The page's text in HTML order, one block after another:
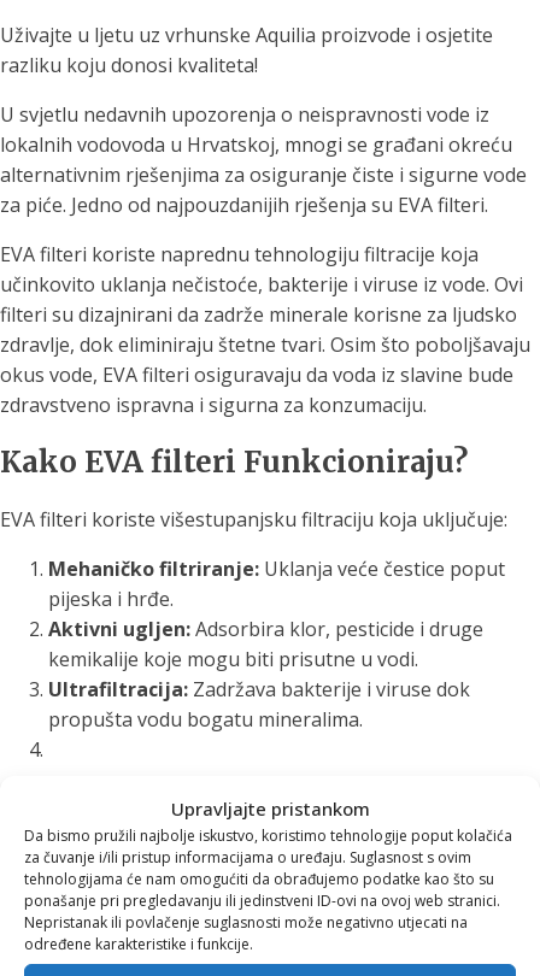
Upravljajte pristankom
Da bismo pružili najbolje iskustvo, koristimo tehnologije poput kolačića
za čuvanje i/ili pristup informacijama o uređaju. Suglasnost s ovim
tehnologijama će nam omogućiti da obrađujemo podatke kao što su
ponašanje pri pregledavanju ili jedinstveni ID-ovi na ovoj web stranici.
Nepristanak ili povlačenje suglasnosti može negativno utjecati na
određene karakteristike i funkcije.
Uživajte u ljetu uz vrhunske Aquilia proizvode i osjetite
razliku koju donosi kvaliteta!
U svjetlu nedavnih upozorenja o neispravnosti vode iz
lokalnih vodovoda u Hrvatskoj, mnogi se građani okreću
alternativnim rješenjima za osiguranje čiste i sigurne vode
za piće. Jedno od najpouzdanijih rješenja su EVA filteri.
EVA filteri koriste naprednu tehnologiju filtracije koja
učinkovito uklanja nečistoće, bakterije i viruse iz vode. Ovi
filteri su dizajnirani da zadrže minerale korisne za ljudsko
zdravlje, dok eliminiraju štetne tvari. Osim što poboljšavaju
okus vode, EVA filteri osiguravaju da voda iz slavine bude
zdravstveno ispravna i sigurna za konzumaciju.
Kako EVA filteri Funkcioniraju?
EVA filteri koriste višestupanjsku filtraciju koja uključuje:
Mehaničko filtriranje: Uklanja veće čestice poput
pijeska i hrđe.
Aktivni ugljen:Adsorbira klor, pesticide i druge
kemikalije koje mogu biti prisutne u vodi.
Ultrafiltracija: Zadržava bakterije i viruse dok
propušta vodu bogatu mineralima.
Prednosti Korištenja EVA Filtera
Poboljšana kvaliteta vode:Uklanjaju kontaminante
dok zadržavaju esencijalne minerale.
Ekonomičnost:Dugoročno gledano, EVA filteri su
isplativiji od kupovine flaširane vode.